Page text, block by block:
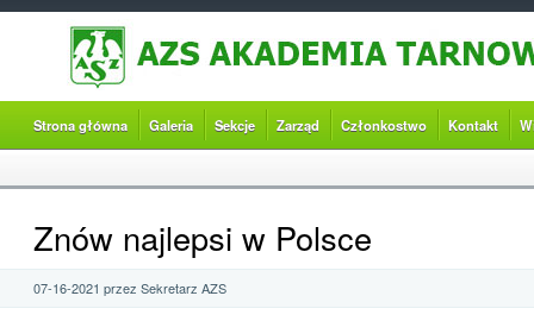
Strona główna Galeria Sekcje Zarząd Członkostwo Kontakt
Znów najlepsi w Polsce
07-16-2021 przez Sekretarz AZS